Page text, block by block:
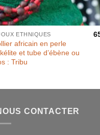
ETHNIQUES
africain en perle
et tube d’ébène ou
: Tribu
CONTACTER